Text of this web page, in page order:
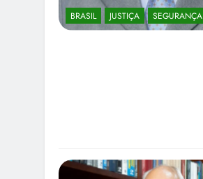
BRASIL JUSTIÇA SEGURANÇA